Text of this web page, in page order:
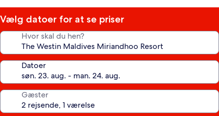
Vælg datoer for at se priser
Hvor skal du hen?
Datoer
Gæster